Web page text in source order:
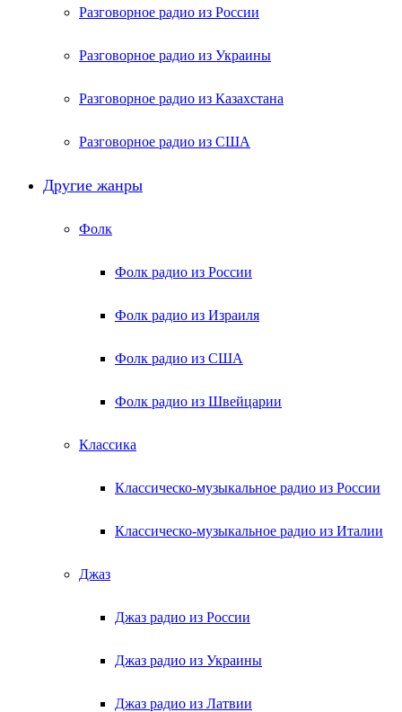
Разговорное радио из России
Разговорное радио из Украины
Разговорное радио из Казахстана
Разговорное радио из США
Другие жанры
Фолк
Фолк радио из России
Фолк радио из Израиля
Фолк радио из США
Фолк радио из Швейцарии
Классика
Классическо-музыкальное радио из России
Классическо-музыкальное радио из Италии
Джаз
Джаз радио из России
Джаз радио из Украины
Джаз радио из Латвии